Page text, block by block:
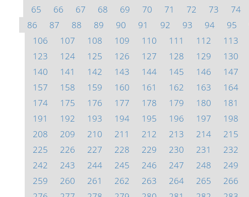
65
66 67 68 69 70 71 72 73 74
86
87 88 89 90 91 92 93 94 95
106
107 108 109 110 111 112 113
123
124 125 126 127 128 129 130
140
141 142 143 144 145 146 147
157
158 159 160 161 162 163 164
174
175 176 177 178 179 180 181
191
192 193 194 195 196 197 198
208
209 210 211 212 213 214 215
225
226 227 228 229 230 231 232
242
243 244 245 246 247 248 249
259
260 261 262 263 264 265 266